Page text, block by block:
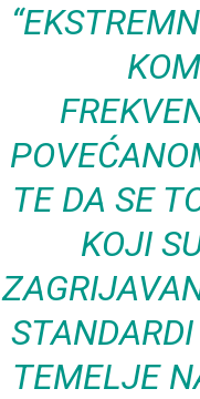
TE DA SE
KOJI
TEMELJE